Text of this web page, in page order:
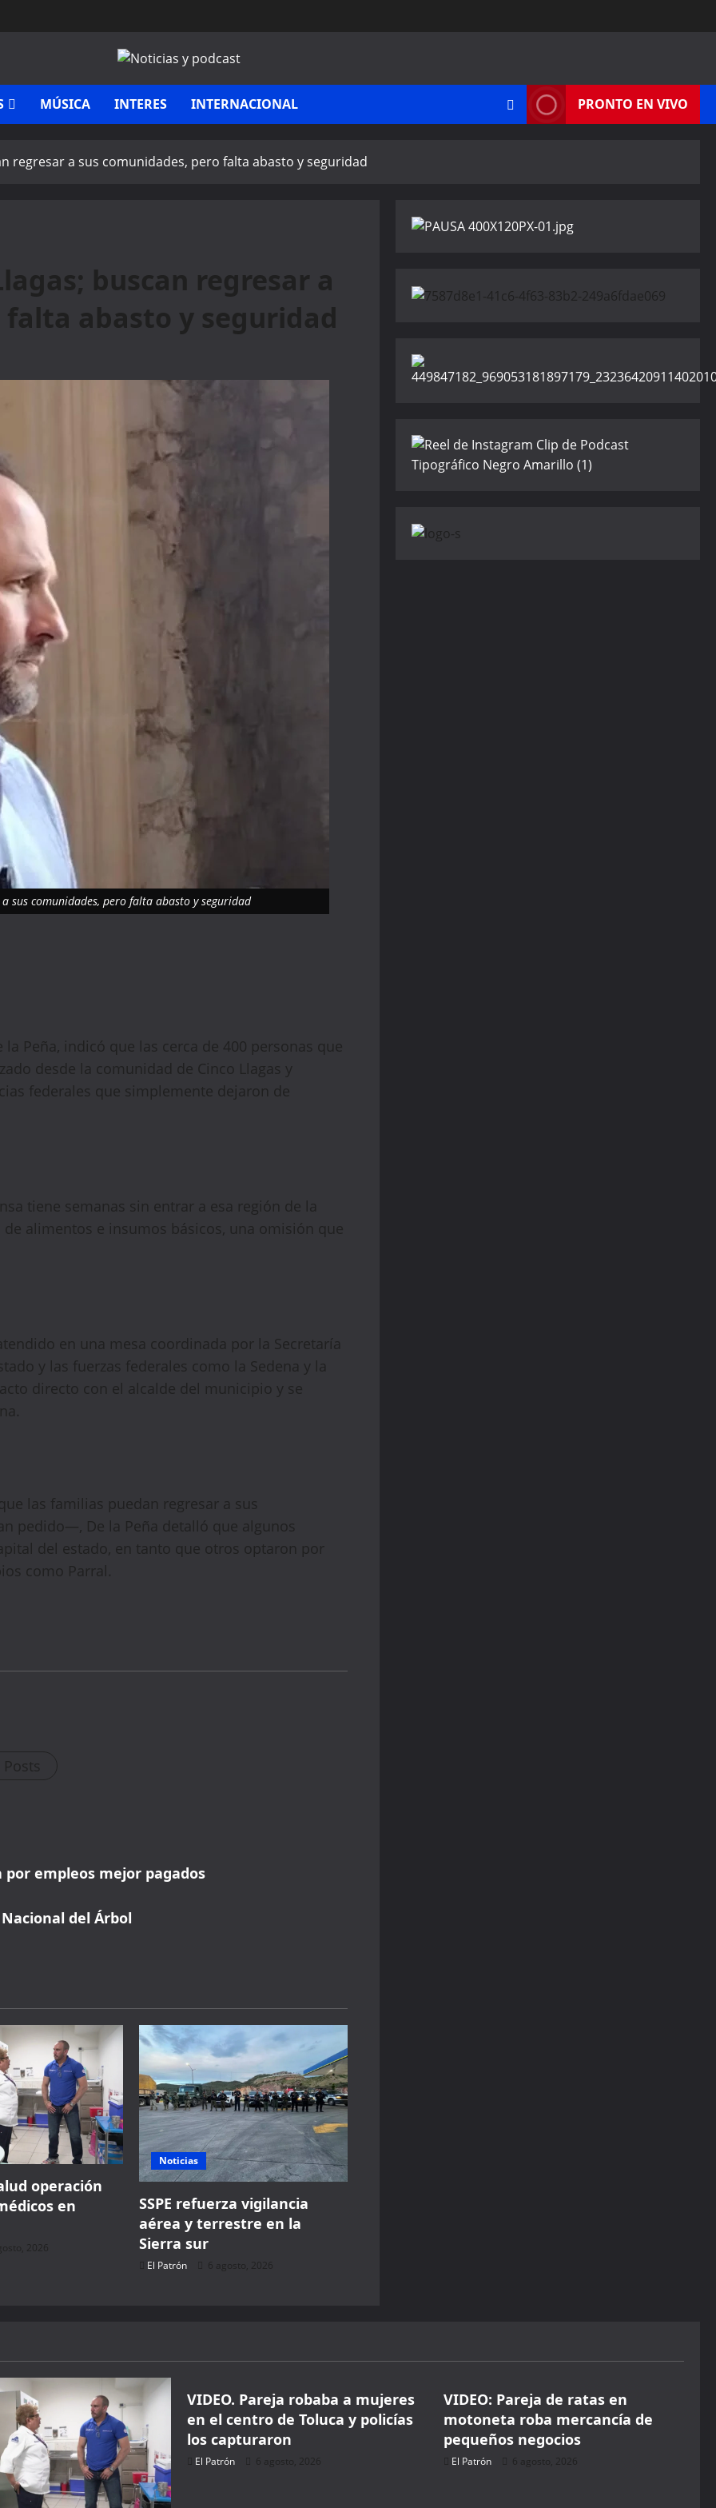
MÚSICA INTERES INTERNACIONAL PRONTO EN VIVO
regresar a sus comunidades, pero falta abasto y seguridad
buscan regresar a
abasto y seguridad
sus comunidades, pero falta abasto y seguridad
Peña, indicó que las cerca de 400 personas que
desde la comunidad de Cinco Llagas y
federales que simplemente dejaron de
tiene semanas sin entrar a esa región de la
alimentos e insumos básicos, una omisión que
en una mesa coordinada por la Secretaría
y las fuerzas federales como la Sedena y la
directo con el alcalde del municipio y se
las familias puedan regresar a sus
pedido—, De la Peña detalló que algunos
del estado, en tanto que otros optaron por
como Parral.
por empleos mejor pagados
del Árbol
operación
en
2026
Noticias
SSPE refuerza vigilancia
aérea y terrestre en la
Sierra sur
El Patrón 6 agosto, 2026
VIDEO. Pareja robaba a mujeres
en el centro de Toluca y policías
los capturaron
El Patrón 6 agosto, 2026
VIDEO: Pareja de ratas en
motoneta roba mercancía de
pequeños negocios
El Patrón 6 agosto, 2026
15%Off Your First Booking
Sign up today and get15% offyour first hotel
PROMO CODE WELCOME15
1,729 people booked today